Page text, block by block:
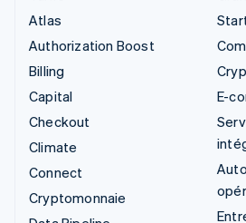
Atlas
Authorization Boost
Billing
Capital
Checkout
Climate
Connect
Cryptomonnaie
E-